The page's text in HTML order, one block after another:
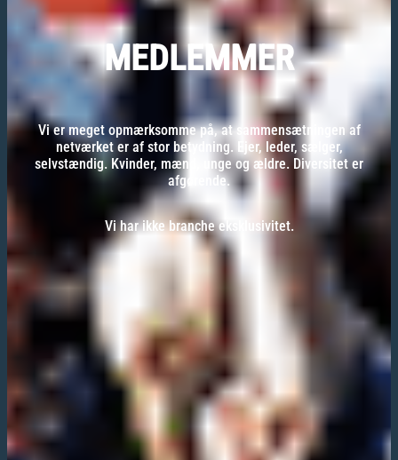
MEDLEMMER
Vi er meget opmærksomme på, at sammensætningen af
netværket er af stor betydning. Ejer, leder, sælger,
selvstændig. Kvinder, mænd, unge og ældre. Diversitet er
afgørende.
Vi har ikke branche eksklusivitet.